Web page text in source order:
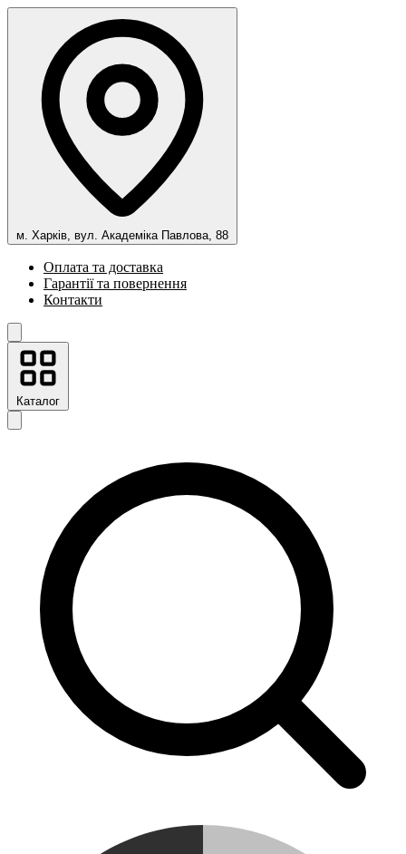
м. Харків, вул. Академіка Павлова, 88
Оплата та доставка
Гарантії та повернення
Контакти
Каталог